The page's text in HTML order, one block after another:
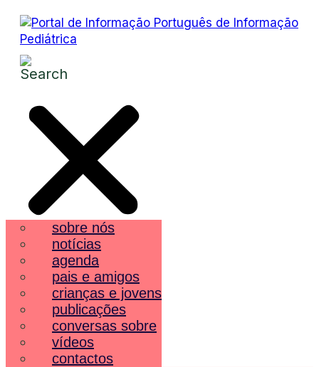
sobre nós
notícias
agenda
pais e amigos
crianças e jovens
publicações
conversas sobre
vídeos
contactos